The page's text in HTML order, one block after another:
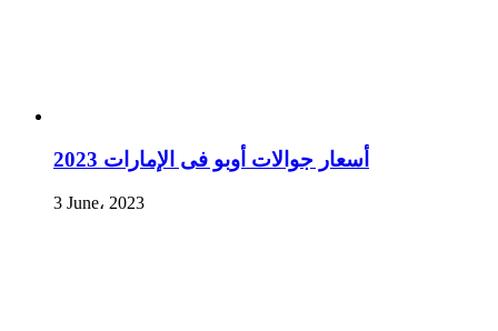
أسعار جوالات أوبو فى الإمارات 2023
3 June، 2023